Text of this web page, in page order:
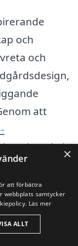
och
och
att
kan du enkelt
rätt
i
företag
×
att förbättra
webbplats samtycker
Läs mer
ALLT